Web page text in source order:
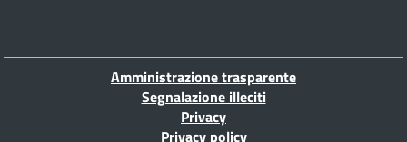
Piè
Amministrazione trasparente
Segnalazione illeciti
Privacy
Privacy policy